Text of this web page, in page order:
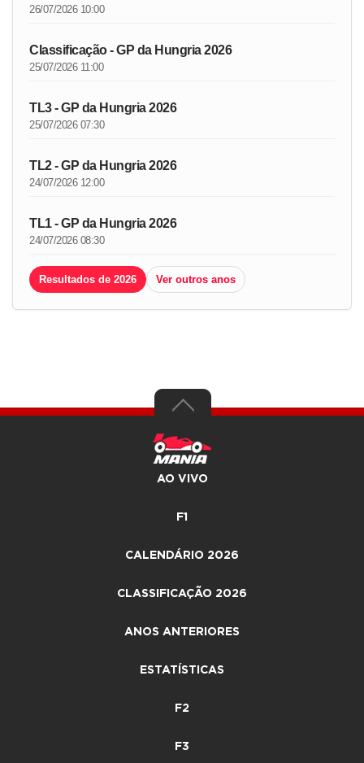
26/07/2026 10:00
Classificação - GP da Hungria 2026
25/07/2026 11:00
TL3 - GP da Hungria 2026
25/07/2026 07:30
TL2 - GP da Hungria 2026
24/07/2026 12:00
TL1 - GP da Hungria 2026
24/07/2026 08:30
Resultados de 2026 Ver outros anos
AO VIVO
F1
CALENDÁRIO 2026
CLASSIFICAÇÃO 2026
ANOS ANTERIORES
ESTATÍSTICAS
F2
F3